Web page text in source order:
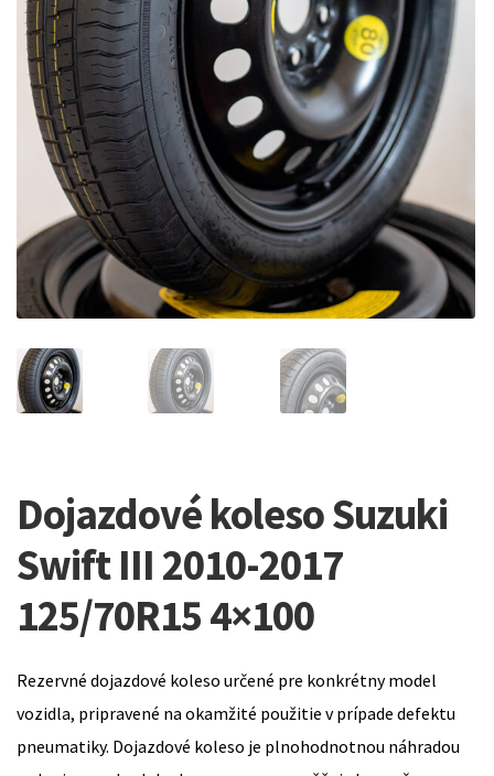
Dojazdové koleso Suzuki
Swift III 2010-2017
125/70R15 4×100
Rezervné dojazdové koleso určené pre konkrétny model
vozidla, pripravené na okamžité použitie v prípade defektu
pneumatiky. Dojazdové koleso je plnohodnotnou náhradou